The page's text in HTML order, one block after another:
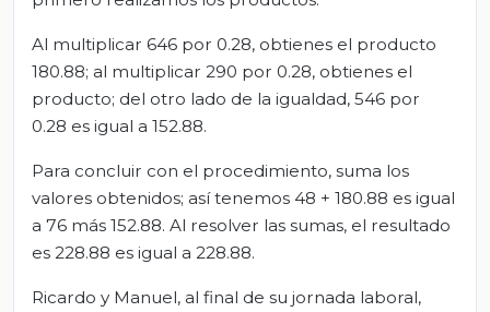
Al multiplicar 646 por 0.28, obtienes el producto
180.88; al multiplicar 290 por 0.28, obtienes el
producto; del otro lado de la igualdad, 546 por
0.28 es igual a 152.88.
Para concluir con el procedimiento, suma los
valores obtenidos; así tenemos 48 + 180.88 es igual
a 76 más 152.88. Al resolver las sumas, el resultado
es 228.88 es igual a 228.88.
Ricardo y Manuel, al final de su jornada laboral,